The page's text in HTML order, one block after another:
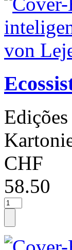
CHF
58.50